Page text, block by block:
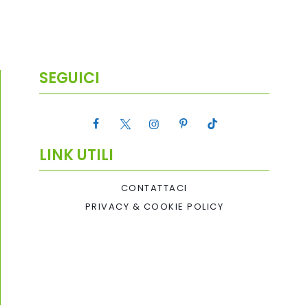
SEGUICI
LINK UTILI
CONTATTACI
PRIVACY & COOKIE POLICY